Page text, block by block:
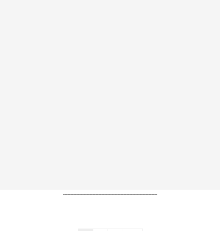
----------------------------------------------------------------